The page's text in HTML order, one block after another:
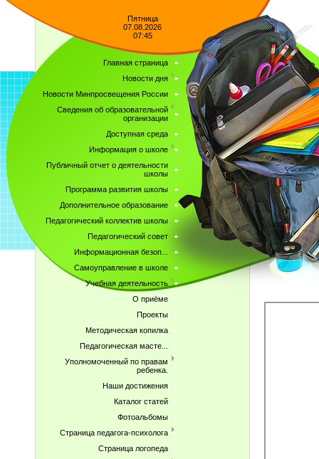
Пятница
07.08.2026
07:45
Главная страница
Новости дня
Новости Минпросвещения России
Сведения об образовательной
организации
Доступная среда
Информация о школе
Публичный отчет о деятельности
школы
Программа развития школы
Дополнительное образование
Педагогический коллектив школы
Педагогический совет
Информационная безоп...
Самоуправление в школе
Учебная деятельность
О приёме
Проекты
Методическая копилка
Педагогическая масте...
Уполномоченный по правам
ребенка.
Наши достижения
Каталог статей
Фотоальбомы
Страница педагога-психолога
Страница логопеда